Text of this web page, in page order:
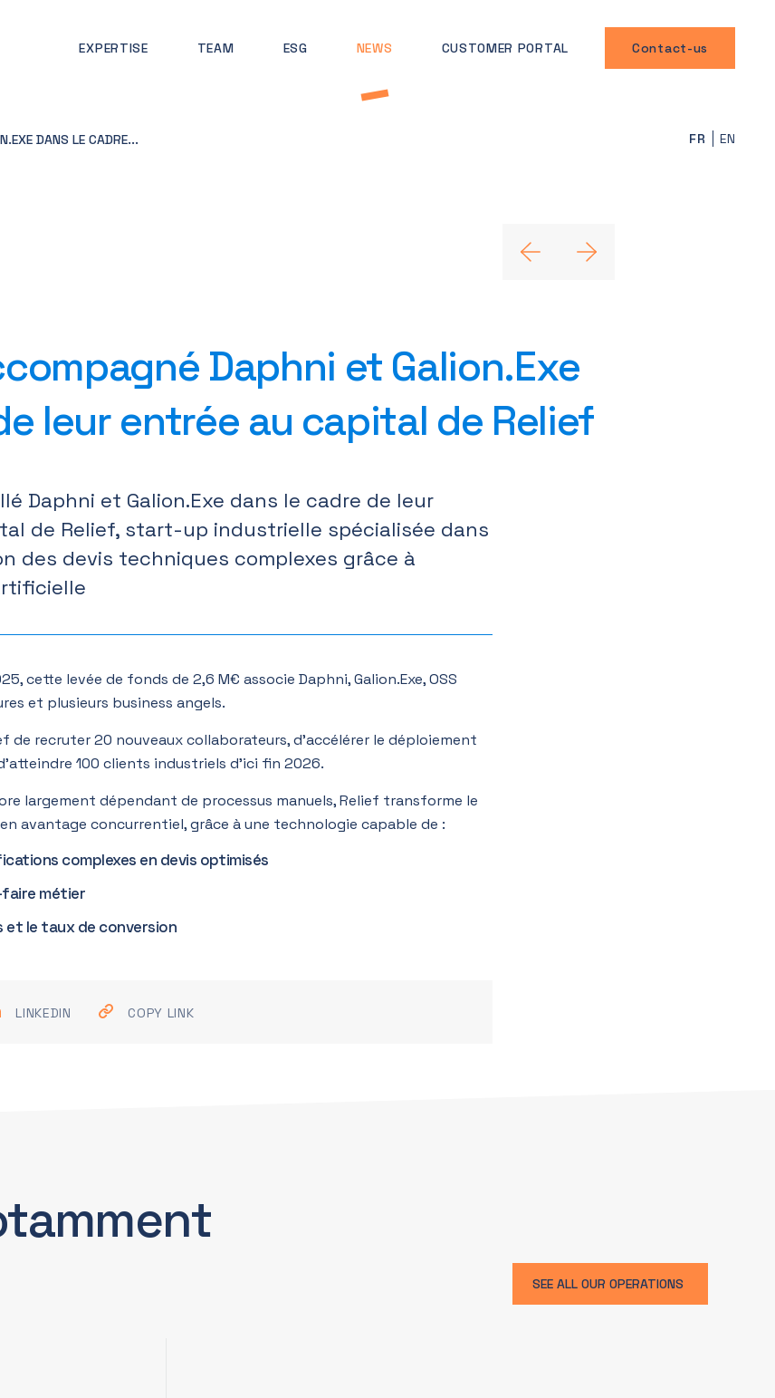
EXPERTISE TEAM ESG NEWS CUSTOMER PORTAL Contact-us
FR EN
DANS LE CADRE...
Daphni et Galion.Exe
leur entrée au capital de Relief
Daphni et Galion.Exe dans le cadre de leur
de Relief, start-up industrielle spécialisée dans
des devis techniques complexes grâce à
cette levée de fonds de 2,6 M€ associe Daphni, Galion.Exe, OSS
et plusieurs business angels.
de recruter 20 nouveaux collaborateurs, d’accélérer le déploiement
100 clients industriels d’ici fin 2026.
largement dépendant de processus manuels, Relief transforme le
avantage concurrentiel, grâce à une technologie capable de :
complexes en devis optimisés
métier
et le taux de conversion
LINKEDIN COPY LINK
SEE ALL OUR OPERATIONS